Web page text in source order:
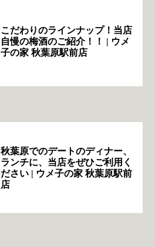
こだわりのラインナップ！当店
自慢の梅酒のご紹介！！ | ウメ
子の家 秋葉原駅前店
秋葉原でのデートのディナー、
ランチに、当店をぜひご利用く
ださい | ウメ子の家 秋葉原駅前
店